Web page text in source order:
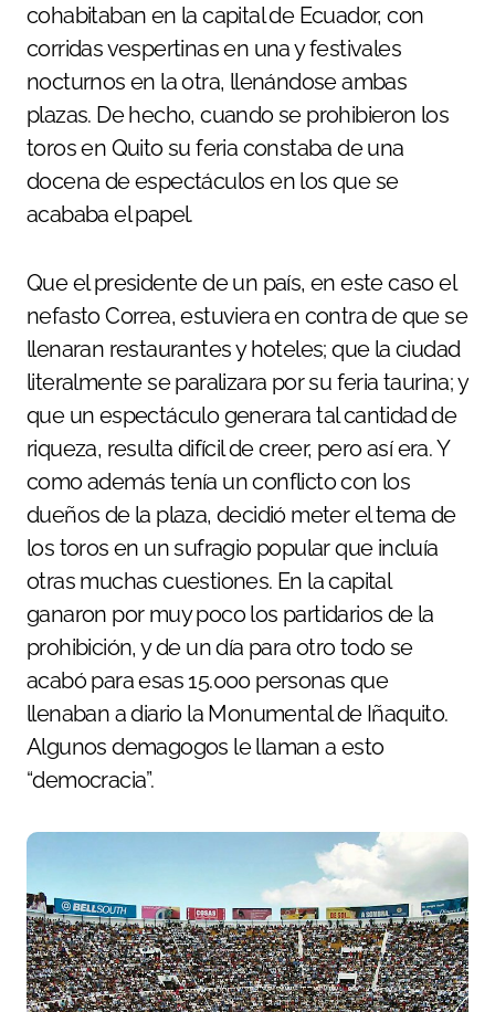
cohabitaban en la capital de Ecuador, con
corridas vespertinas en una y festivales
nocturnos en la otra, llenándose ambas
plazas. De hecho, cuando se prohibieron los
toros en Quito su feria constaba de una
docena de espectáculos en los que se
acababa el papel.
Que el presidente de un país, en este caso el
nefasto Correa, estuviera en contra de que se
llenaran restaurantes y hoteles; que la ciudad
literalmente se paralizara por su feria taurina; y
que un espectáculo generara tal cantidad de
riqueza, resulta difícil de creer, pero así era. Y
como además tenía un conflicto con los
dueños de la plaza, decidió meter el tema de
los toros en un sufragio popular que incluía
otras muchas cuestiones. En la capital
ganaron por muy poco los partidarios de la
prohibición, y de un día para otro todo se
acabó para esas 15.000 personas que
llenaban a diario la Monumental de Iñaquito.
Algunos demagogos le llaman a esto
“democracia”.